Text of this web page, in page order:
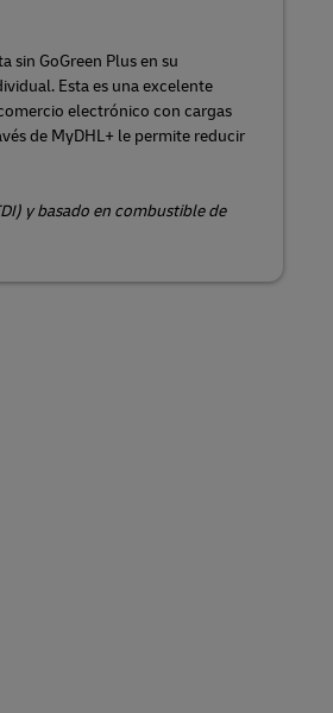
sin GoGreen Plus en su
Esta es una excelente
electrónico con cargas
de MyDHL+ le permite reducir
y basado en combustible de